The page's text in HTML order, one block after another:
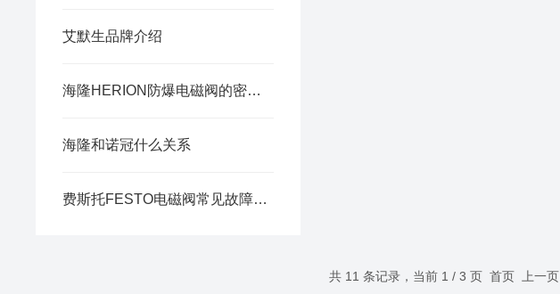
艾默生品牌介绍
海隆HERION防爆电磁阀的密封提升工业使用稳定性
海隆和诺冠什么关系
费斯托FESTO电磁阀常见故障排查及解决办法
共 11 条记录，当前 1 / 3 页 首页 上一页